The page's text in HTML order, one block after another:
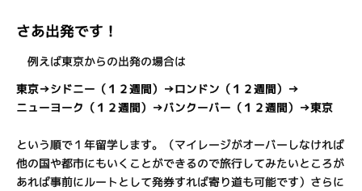
さあ出発です！
例えば東京からの出発の場合は
東京→シドニー（１２週間）→ロンドン（１２週間）→
ニューヨーク（１２週間）→バンクーバー（１２週間）→東京
という順で１年留学します。（マイレージがオーバーしなければ
他の国や都市にもいくことができるので旅行してみたいところが
あれば事前にルートとして発券すれば寄り道も可能です）さらに